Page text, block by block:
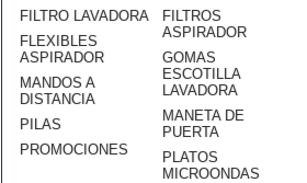
FILTRO LAVADORA
FLEXIBLES
ASPIRADOR
MANDOS A
DISTANCIA
PILAS
PROMOCIONES
FILTROS
ASPIRADOR
GOMAS
ESCOTILLA
LAVADORA
MANETA DE
PUERTA
PLATOS
MICROONDAS